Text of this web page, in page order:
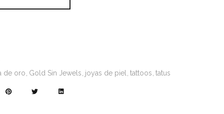
de oro Gold Sin Jewels joyas de piel tattoos tatus